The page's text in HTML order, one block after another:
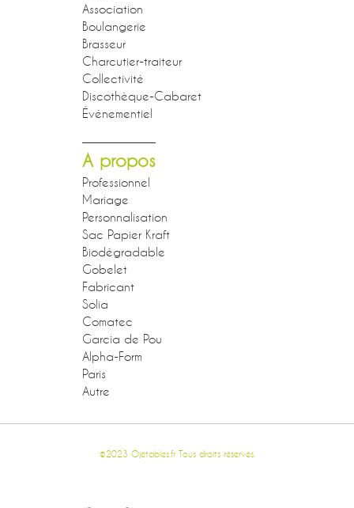
Association
Boulangerie
Brasseur
Charcutier-traiteur
Collectivité
Discothèque-Cabaret
Événementiel
A propos
Professionnel
Mariage
Personnalisation
Sac Papier Kraft
Biodégradable
Gobelet
Fabricant
Solia
Comatec
Garcia de Pou
Alpha-Form
Paris
Autre
©2023 Ojetables.fr Tous droits réservés.